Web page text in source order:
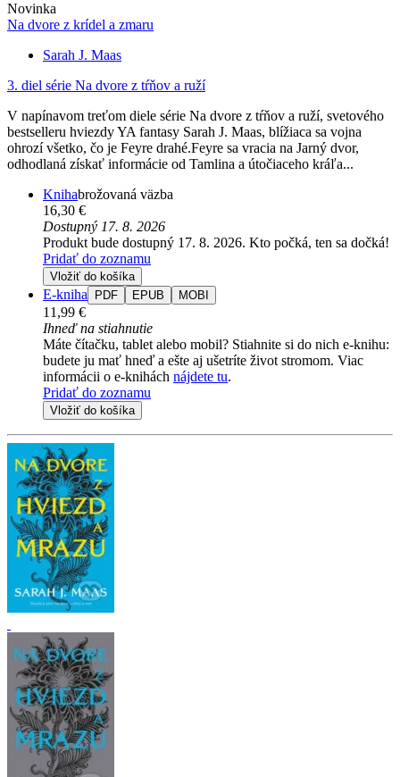
Novinka
Na dvore z krídel a zmaru
Sarah J. Maas
3. diel série Na dvore z tŕňov a ruží
V napínavom treťom diele série Na dvore z tŕňov a ruží, svetového
bestselleru hviezdy YA fantasy Sarah J. Maas, blížiaca sa vojna
ohrozí všetko, čo je Feyre drahé.Feyre sa vracia na Jarný dvor,
odhodlaná získať informácie od Tamlina a útočiaceho kráľa...
Knihabrožovaná väzba
16,30 €
Dostupný 17. 8. 2026
Produkt bude dostupný 17. 8. 2026. Kto počká, ten sa dočká!
Pridať do zoznamu
Vložiť do košíka
E-kniha PDF EPUB MOBI
11,99 €
Ihneď na stiahnutie
Máte čítačku, tablet alebo mobil? Stiahnite si do nich e-knihu:
budete ju mať hneď a ešte aj ušetríte život stromom. Viac
informácii o e-knihách nájdete tu.
Pridať do zoznamu
Vložiť do košíka